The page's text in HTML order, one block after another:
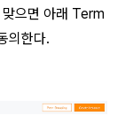
으면 아래 Term
의한다.